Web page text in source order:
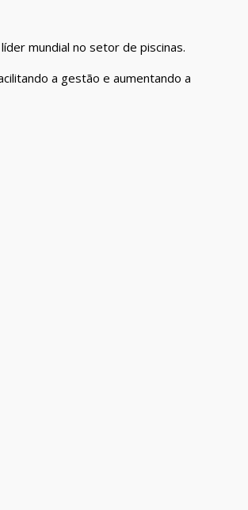
mundial no setor de piscinas.
a gestão e aumentando a